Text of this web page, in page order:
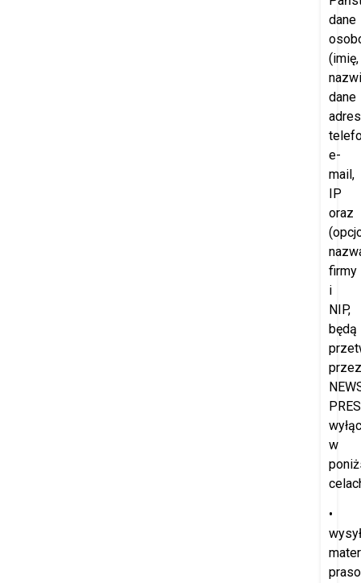
dane
(imię,
dane
e-
mail,
IP
oraz
firmy
i
NIP,
będą
przez
w
•